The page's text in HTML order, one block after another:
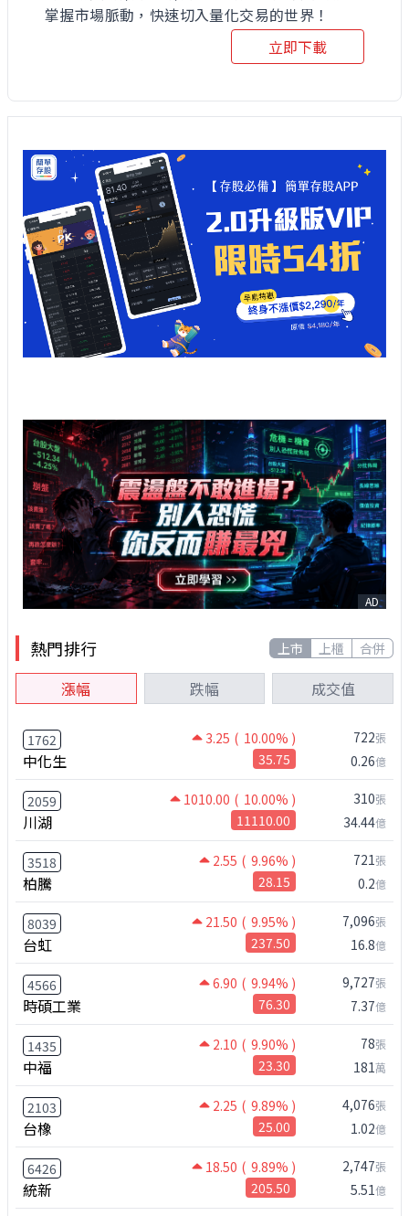
掌握市場脈動，快速切入量化交易的世界！
立即下載
AD
熱門排行 上市 上櫃 合併
漲幅 跌幅 成交值
1762 3.25 ( 10.00% )
中化生 35.75
722張
0.26億
2059 1010.00 ( 10.00% )
川湖 11110.00
310張
34.44億
3518 2.55 ( 9.96% )
柏騰 28.15
721張
0.2億
8039 21.50 ( 9.95% )
台虹 237.50
7,096張
16.8億
4566 6.90 ( 9.94% )
時碩工業 76.30
9,727張
7.37億
1435 2.10 ( 9.90% )
中福 23.30
78張
181萬
2103 2.25 ( 9.89% )
台橡 25.00
4,076張
1.02億
6426 18.50 ( 9.89% )
統新 205.50
2,747張
5.51億